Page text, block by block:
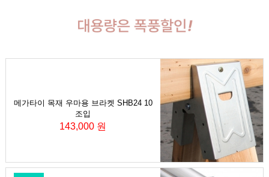
메가타이 목재 우마용 브라켓 SHB24 10
조입
143,000 원